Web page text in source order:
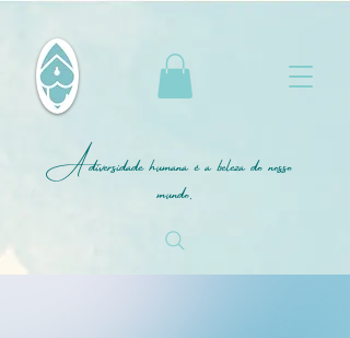
A diversidade humana é a beleza do nosso
mundo.